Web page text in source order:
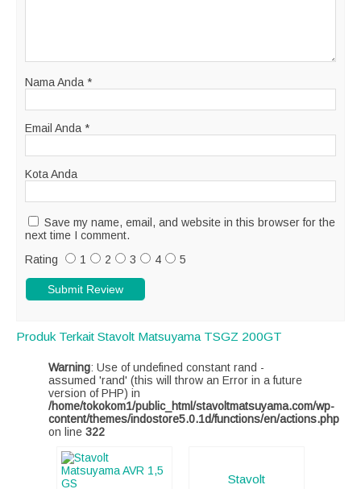
Nama Anda *
Email Anda *
Kota Anda
Save my name, email, and website in this browser for the
next time I comment.
Rating
1 2 3 4 5
Produk Terkait Stavolt Matsuyama TSGZ 200GT
Warning: Use of undefined constant rand -
assumed 'rand' (this will throw an Error in a future
version of PHP) in
/home/tokokom1/public_html/stavoltmatsuyama.com/wp-
content/themes/indostore5.0.1d/functions/en/actions.php
on line 322
Stavolt